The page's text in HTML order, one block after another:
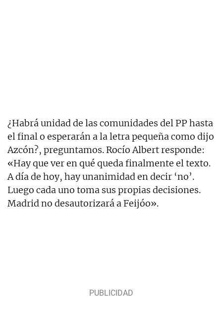
¿Habrá unidad de las comunidades del PP hasta
el final o esperarán a la letra pequeña como dijo
Azcón?, preguntamos. Rocío Albert responde:
«Hay que ver en qué queda finalmente el texto.
A día de hoy, hay unanimidad en decir ‘no’.
Luego cada uno toma sus propias decisiones.
Madrid no desautorizará a Feijóo».